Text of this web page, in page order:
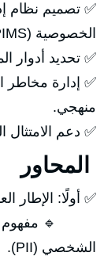
✅ تصميم نظام
الخصوصية (PIMS).
✅ تحديد أدوار
✅ إدارة
منهجي.
✅ دعم الامتثال
✅ أولًا: الإطار
🔹 مفهوم
الشخصي (PII).